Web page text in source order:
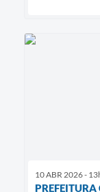
10 ABR 2026 -